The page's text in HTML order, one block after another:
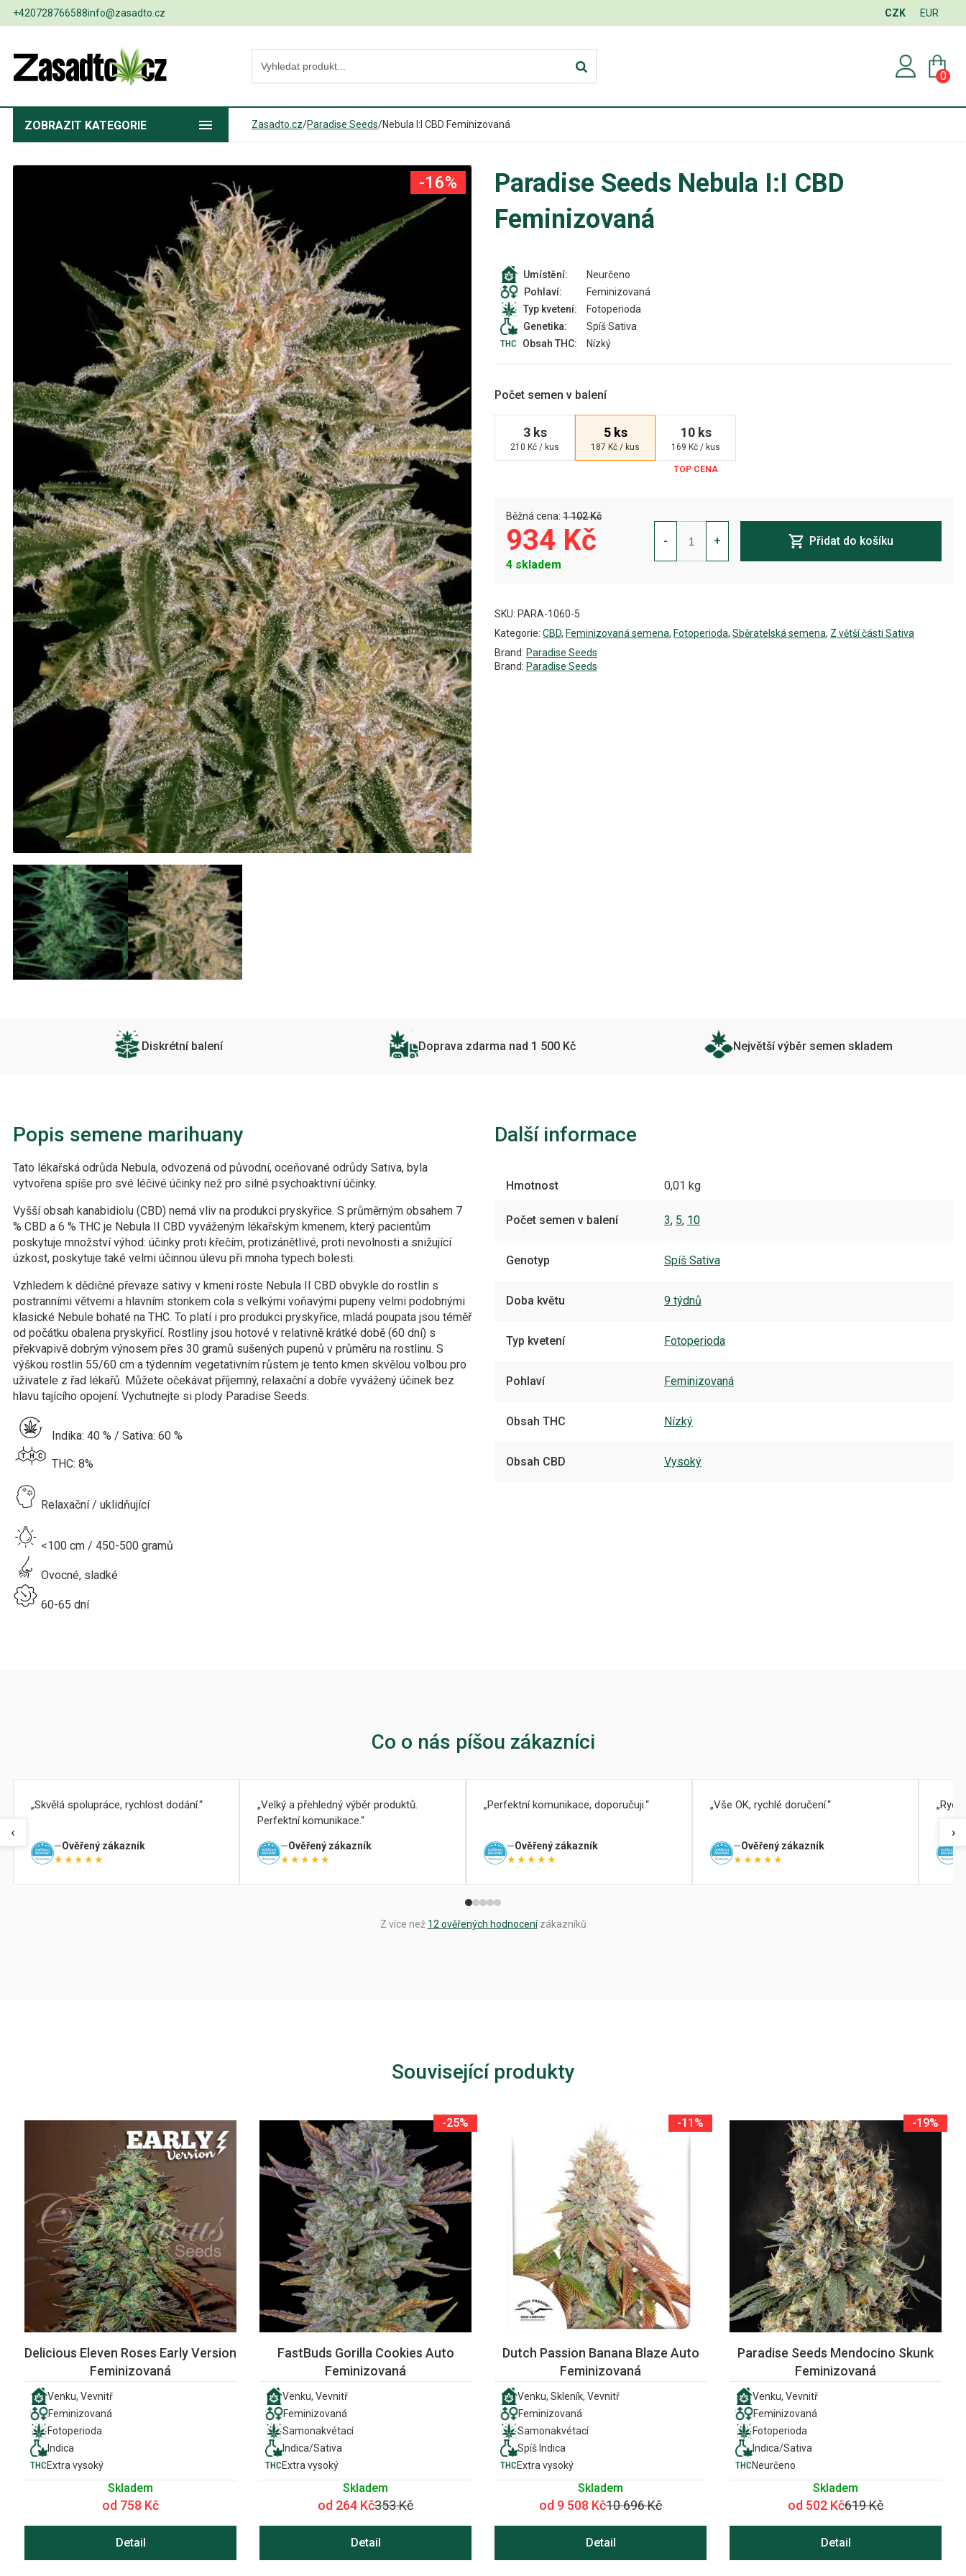
+420728766588info@zasadto.cz CZK EUR
0
ZOBRAZIT KATEGORIE Zasadto.cz/Paradise Seeds/Nebula I:I CBD Feminizovaná
Paradise Seeds Nebula I:I CBD
Feminizovaná
Umístění:
Neurčeno
Pohlaví:
Feminizovaná
Typ kvetení:
Fotoperioda
Genetika:
Spíš Sativa
Obsah THC:
Nízký
Počet semen v balení
3 ks
210 Kč / kus
5 ks
187 Kč / kus
10 ks
169 Kč / kus
Běžná cena: 1 102 Kč
-16%
934 Kč
4 skladem
-
Nebula
CBD
Feminizovaná
+ Přidat do košíku
SKU: PARA-1060-5
Kategorie: CBD, Feminizovaná semena, Fotoperioda, Sběratelská semena, Z větší části Sativa
Brand: Paradise Seeds
Brand: Paradise Seeds
Diskrétní balení Doprava zdarma nad 1 500 Kč Největší výběr semen skladem
Popis semene marihuany
Tato lékařská odrůda Nebula, odvozená od původní, oceňované odrůdy Sativa, byla
vytvořena spíše pro své léčivé účinky než pro silné psychoaktivní účinky.
Vyšší obsah kanabidiolu (CBD) nemá vliv na produkci pryskyřice. S průměrným obsahem 7
% CBD a 6 % THC je Nebula II CBD vyváženým lékařským kmenem, který pacientům
poskytuje množství výhod: účinky proti křečím, protizánětlivé, proti nevolnosti a snižující
úzkost, poskytuje také velmi účinnou úlevu při mnoha typech bolesti.
Vzhledem k dědičné převaze sativy v kmeni roste Nebula II CBD obvykle do rostlin s
postranními větvemi a hlavním stonkem cola s velkými voňavými pupeny velmi podobnými
klasické Nebule bohaté na THC. To platí i pro produkci pryskyřice, mladá poupata jsou téměř
od počátku obalena pryskyřicí. Rostliny jsou hotové v relativně krátké době (60 dní) s
překvapivě dobrým výnosem přes 30 gramů sušených pupenů v průměru na rostlinu. S
výškou rostlin 55/60 cm a týdenním vegetativním růstem je tento kmen skvělou volbou pro
uživatele z řad lékařů. Můžete očekávat příjemný, relaxační a dobře vyvážený účinek bez
hlavu tajícího opojení. Vychutnejte si plody Paradise Seeds.
Indika: 40 % / Sativa: 60 %
THC: 8%
Relaxační / uklidňující
<100 cm / 450-500 gramů
Ovocné, sladké
60-65 dní
Další informace
Hmotnost 0,01 kg
Počet semen v balení 3, 5, 10
Genotyp Spíš Sativa
Doba květu 9 týdnů
Typ kvetení Fotoperioda
Pohlaví Feminizovaná
Obsah THC Nízký
Obsah CBD Vysoký
Co o nás píšou zákazníci
‹
Skvělá spolupráce, rychlost dodání.
Ověřený zákazník
★★★★★
Velký a přehledný výběr produktů.
Perfektní komunikace.
Ověřený zákazník
★★★★★
Perfektní komunikace, doporučuji.
Ověřený zákazník
★★★★★
Vše OK, rychlé doručení.
Ověřený zákazník
★★★★★
›
Z více než 12 ověřených hodnocenízákazníků
Související produkty
Delicious Eleven Roses Early Version
Feminizovaná
Venku, Vevnitř
Feminizovaná
Fotoperioda
Indica
Extra vysoký
Skladem
od 758 Kč
Detail
-25%
FastBuds Gorilla Cookies Auto
Feminizovaná
Venku, Vevnitř
Feminizovaná
Samonakvétací
Indica/Sativa
Extra vysoký
Skladem
od 264 Kč353 Kč
Detail
-11%
Dutch Passion Banana Blaze Auto
Feminizovaná
Venku, Skleník, Vevnitř
Feminizovaná
Samonakvétací
Spíš Indica
Extra vysoký
Skladem
od 9 508 Kč10 696 Kč
Detail
-19%
Paradise Seeds Mendocino Skunk
Feminizovaná
Venku, Vevnitř
Feminizovaná
Fotoperioda
Indica/Sativa
Neurčeno
Skladem
od 502 Kč619 Kč
Detail